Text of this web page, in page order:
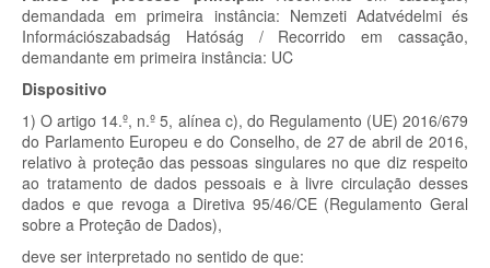
demandada em primeira instância: Nemzeti Adatvédelmi és
Információszabadság Hatóság / Recorrido em cassação,
demandante em primeira instância: UC
Dispositivo
1)O artigo 14.º, n.º 5, alínea c), do Regulamento (UE) 2016/679
do Parlamento Europeu e do Conselho, de 27 de abril de 2016,
relativo à proteção das pessoas singulares no que diz respeito
ao tratamento de dados pessoais e à livre circulação desses
dados e que revoga a Diretiva 95/46/CE (Regulamento Geral
sobre a Proteção de Dados),
deve ser interpretado no sentido de que: